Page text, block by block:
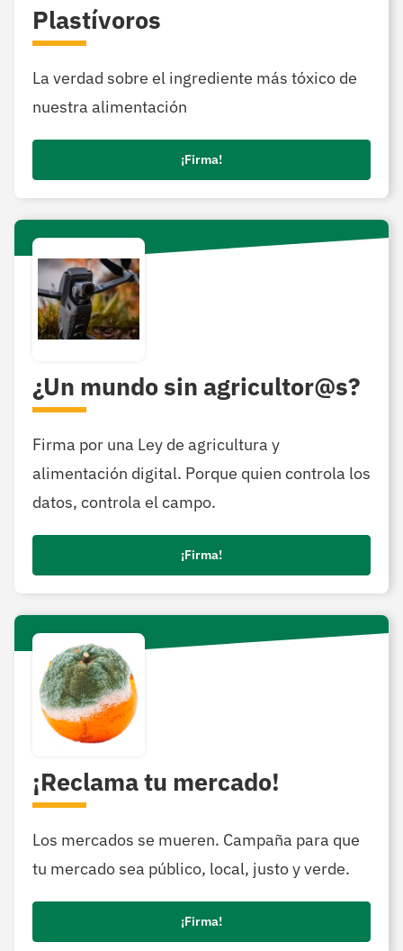
Plastívoros
La verdad sobre el ingrediente más tóxico de
nuestra alimentación
¡Firma!
¿Un mundo sin agricultor@s?
Firma por una Ley de agricultura y
alimentación digital. Porque quien controla los
datos, controla el campo.
¡Firma!
¡Reclama tu mercado!
Los mercados se mueren. Campaña para que
tu mercado sea público, local, justo y verde.
¡Firma!